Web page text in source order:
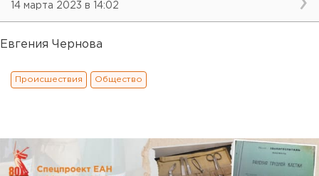
14 марта 2023 в 14:02
Евгения Чернова
Происшествия Общество